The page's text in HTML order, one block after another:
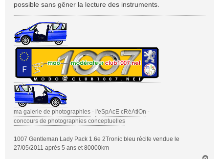
possible sans gêner la lecture des instruments.
ma galerie de photographies - l'eSpAcE cRéAtiOn -
concours de photographies conceptuelles
1007 Gentleman Lady Pack 1.6e 2Tronic bleu récife vendue le
27/05/2011 après 5 ans et 80000km